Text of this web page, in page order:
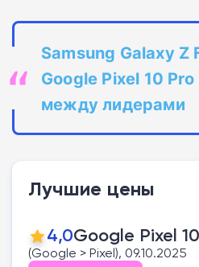
Samsung Galaxy Z
Google Pixel 10
между лидерами
Лучшие цены
4,0Google Pixel
(Google > Pixel), 09.10.2025